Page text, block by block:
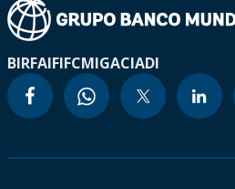
BIRFAIFIFCMIGACIADI